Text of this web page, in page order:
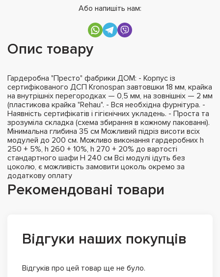
Або напишіть нам:
Опис товару
Гардеробна "Престо" фабрики ДОМ: - Корпус із
сертифікованого ДСП Kronospan завтовшки 18 мм, крайка
на внутрішніх перегородках — 0,5 мм, на зовнішніх — 2 мм
(пластикова крайка "Rehau". - Вся необхідна фурнітура. -
Наявність сертифікатів і гігієнічних укладень. - Проста та
зрозуміла складка (схема збирання в кожному пакованні).
Мінимальна глибина 35 см Можливий підріз висоти всіх
модулей до 200 см. Можливо виконання гардеробних h
250 + 5%, h 260 + 10%, h 270 + 20% до вартості
стандартного шафи H 240 см Всі модулі ідуть без
цоколю, є можливість замовити цоколь окремо за
додаткову оплату
Рекомендовані товари
Відгуки наших покупців
Відгуків про цей товар ще не було.